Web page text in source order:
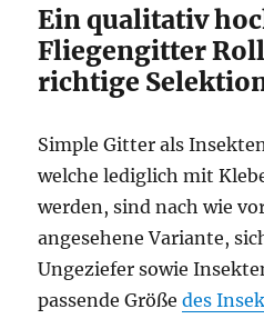
Ein qualitativ
Fliegengitter
richtige
Simple Gitter als
welche lediglich mit
werden, sind nach wie
angesehene Variante,
Ungeziefer sowie
passende Größedes